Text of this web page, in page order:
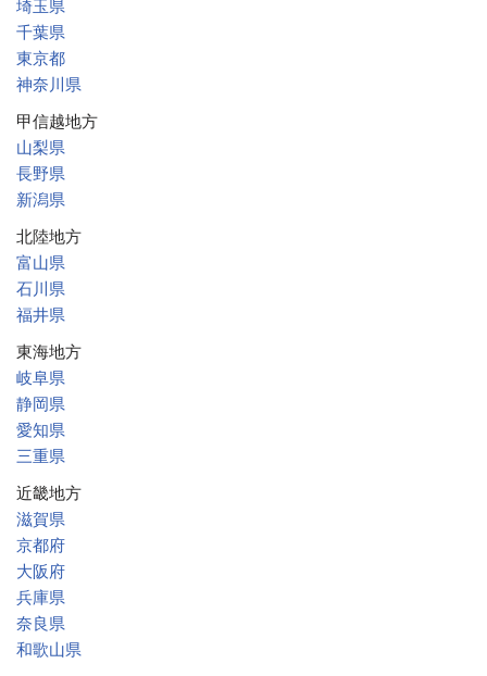
埼玉県
千葉県
東京都
神奈川県
甲信越地方
山梨県
長野県
新潟県
北陸地方
富山県
石川県
福井県
東海地方
岐阜県
静岡県
愛知県
三重県
近畿地方
滋賀県
京都府
大阪府
兵庫県
奈良県
和歌山県